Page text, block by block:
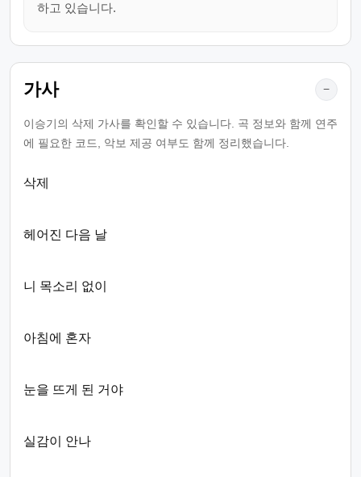
하고 있습니다.
가사 −
이승기의 삭제 가사를 확인할 수 있습니다. 곡 정보와 함께 연주
에 필요한 코드, 악보 제공 여부도 함께 정리했습니다.
삭제
헤어진 다음 날
니 목소리 없이
아침에 혼자
눈을 뜨게 된 거야
실감이 안나